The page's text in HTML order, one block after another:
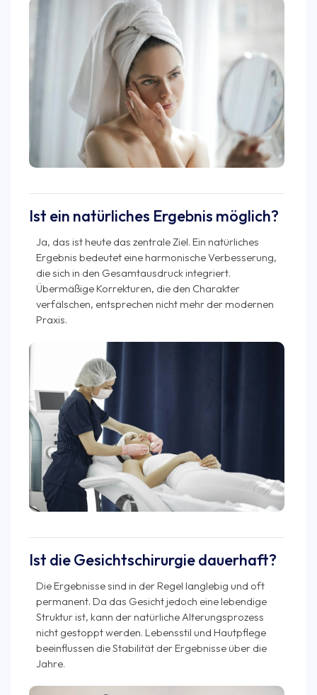
Ist ein natürliches Ergebnis möglich?
Ja, das ist heute das zentrale Ziel. Ein natürliches
Ergebnis bedeutet eine harmonische Verbesserung,
die sich in den Gesamtausdruck integriert.
Übermäßige Korrekturen, die den Charakter
verfälschen, entsprechen nicht mehr der modernen
Praxis.
Ist die Gesichtschirurgie dauerhaft?
Die Ergebnisse sind in der Regel langlebig und oft
permanent. Da das Gesicht jedoch eine lebendige
Struktur ist, kann der natürliche Alterungsprozess
nicht gestoppt werden. Lebensstil und Hautpflege
beeinflussen die Stabilität der Ergebnisse über die
Jahre.